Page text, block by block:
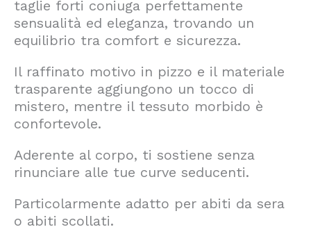
taglie forti coniuga perfettamente
sensualità ed eleganza, trovando un
equilibrio tra comfort e sicurezza.
Il raffinato motivo in pizzo e il materiale
trasparente aggiungono un tocco di
mistero, mentre il tessuto morbido è
confortevole.
Aderente al corpo, ti sostiene senza
rinunciare alle tue curve seducenti.
Particolarmente adatto per abiti da sera
o abiti scollati.